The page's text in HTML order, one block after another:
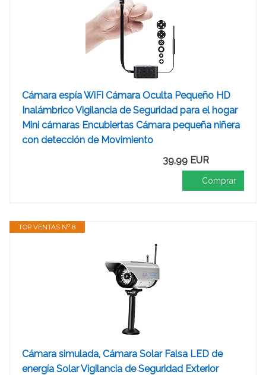
Cámara espía WiFi Cámara Oculta Pequeño HD
Inalámbrico Vigilancia de Seguridad para el hogar
Mini cámaras Encubiertas Cámara pequeña niñera
con detección de Movimiento
39,99 EUR
Comprar
TOP VENTAS Nº 8
Cámara simulada, Cámara Solar Falsa LED de
energía Solar Vigilancia de Seguridad Exterior